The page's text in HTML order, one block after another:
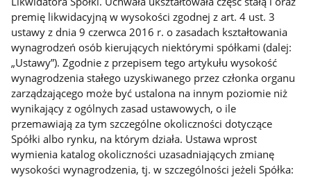
premię likwidacyjną w wysokości zgodnej z art. 4 ust. 3
ustawy z dnia 9 czerwca 2016 r. o zasadach kształtowania
wynagrodzeń osób kierujących niektórymi spółkami (dalej:
„Ustawy”). Zgodnie z przepisem tego artykułu wysokość
wynagrodzenia stałego uzyskiwanego przez członka organu
zarządzającego może być ustalona na innym poziomie niż
wynikający z ogólnych zasad ustawowych, o ile
przemawiają za tym szczególne okoliczności dotyczące
Spółki albo rynku, na którym działa. Ustawa wprost
wymienia katalog okoliczności uzasadniających zmianę
wysokości wynagrodzenia, tj. w szczególności jeżeli Spółka: